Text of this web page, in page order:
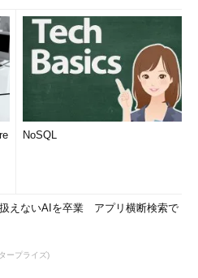
NoSQL
えないAIを卒業 アプリ横断検索で
ープライズ)